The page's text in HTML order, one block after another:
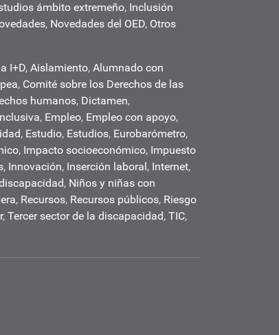
ámbito extremeño, Inclusión
, Novedades del OED, Otros
I+D, Aislamiento, Alumnado con
, Comité sobre los Derechos de las
humanos, Dictamen,
, Empleo, Empleo con apoyo,
, Estudio, Estudios, Eurobarómetro,
, Impacto socioeconómico, Impuesto
, Innovación, Inserción laboral , Internet,
, Niños y niñas con
, Recursos, Recursos públicos, Riesgo
, Tercer sector de la discapacidad, TIC,